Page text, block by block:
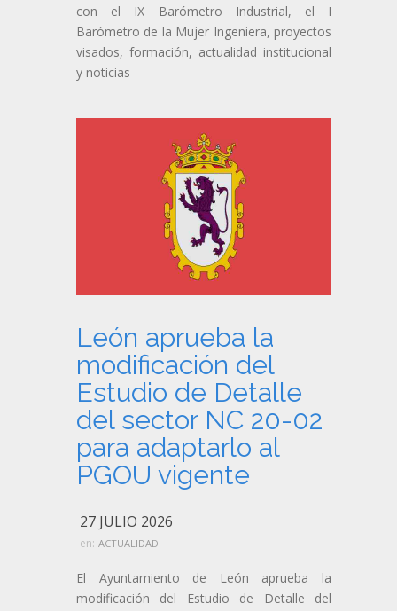
con el IX Barómetro Industrial, el I
Barómetro de la Mujer Ingeniera, proyectos
visados, formación, actualidad institucional
y noticias
León aprueba la
modificación del
Estudio de Detalle
del sector NC 20-02
para adaptarlo al
PGOU vigente
27 JULIO 2026
en: ACTUALIDAD
El Ayuntamiento de León aprueba la
modificación del Estudio de Detalle del